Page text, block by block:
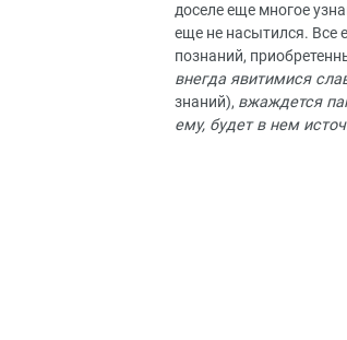
доселе еще многое
еще не насытился. Все
познаний,
внегда явитимися
знаний), вжаждется
ему, будет в нем